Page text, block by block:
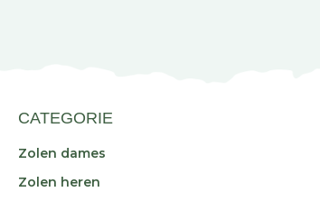
CATEGORIE
Zolen dames
Zolen heren